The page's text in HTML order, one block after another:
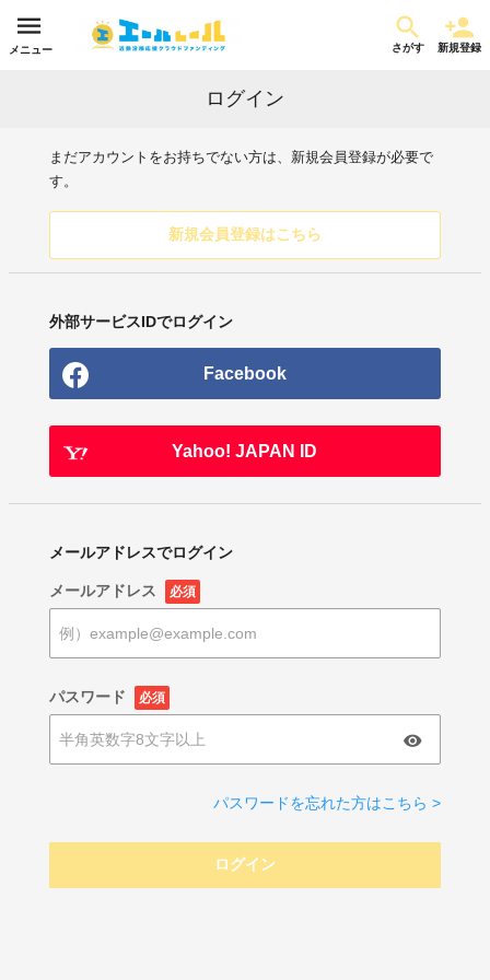
メニュー さがす 新規登録
ログイン
まだアカウントをお持ちでない方は、新規会員登録が必要で
す。
新規会員登録はこちら
外部サービスIDでログイン
Facebook
Yahoo! JAPAN ID
メールアドレスでログイン
メールアドレス 必須
パスワード 必須
パスワードを忘れた方はこちら >
ログイン